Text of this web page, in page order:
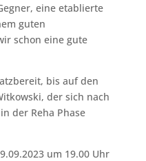
eine etablierte
guten
schon eine gute
bis auf den
der sich nach
der Reha Phase
um 19.00 Uhr